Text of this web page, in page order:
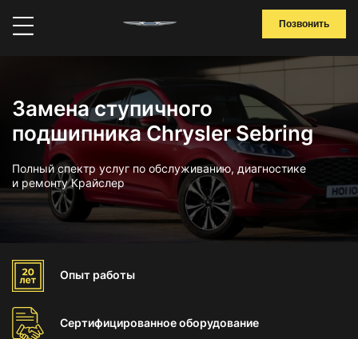
Позвонить
Замена ступичного
подшипника Chrysler Sebring
Полный спектр услуг по обслуживанию, диагностике
и ремонту Крайслер
Опыт работы
Сертифицированноеоборудование